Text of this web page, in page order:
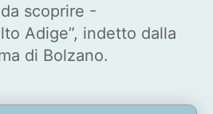
scoprire -
Adige”, indetto dalla
di Bolzano.